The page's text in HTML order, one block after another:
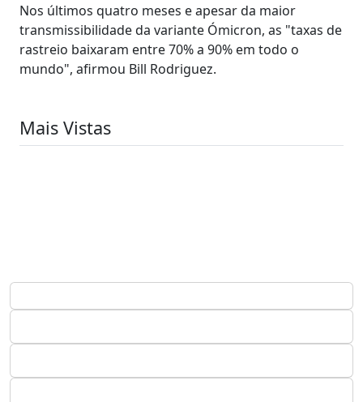
Nos últimos quatro meses e apesar da maior
transmissibilidade da variante Ómicron, as "taxas de
rastreio baixaram entre 70% a 90% em todo o
mundo", afirmou Bill Rodriguez.
Mais Vistas